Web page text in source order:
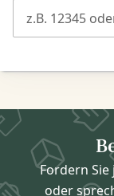
z.B. 12345
Fordern
oder